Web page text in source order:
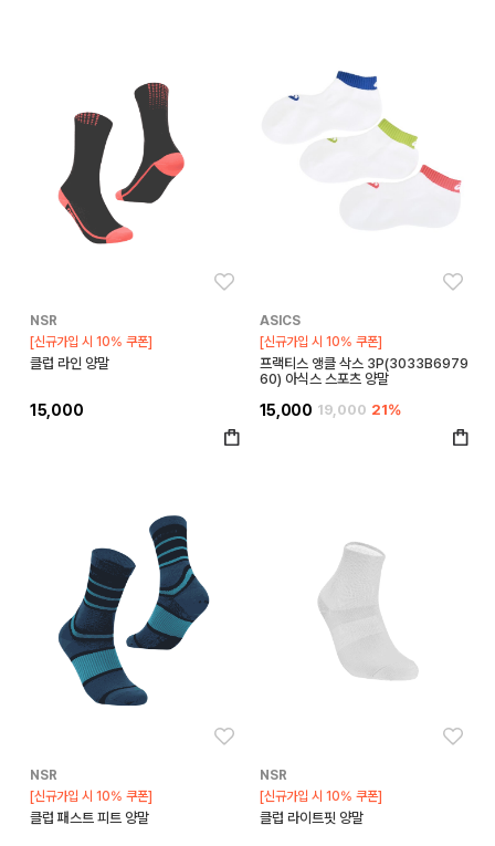
NSR
[신규가입 시 10% 쿠폰]
클럽 라인 양말
15,000
ASICS
[신규가입 시 10% 쿠폰]
프랙티스 앵클 삭스 3P(3033B6979
60) 아식스 스포츠 양말
15,000 19,000 21%
NSR
[신규가입 시 10% 쿠폰]
클럽 패스트 피트 양말
NSR
[신규가입 시 10% 쿠폰]
클럽 라이트핏 양말